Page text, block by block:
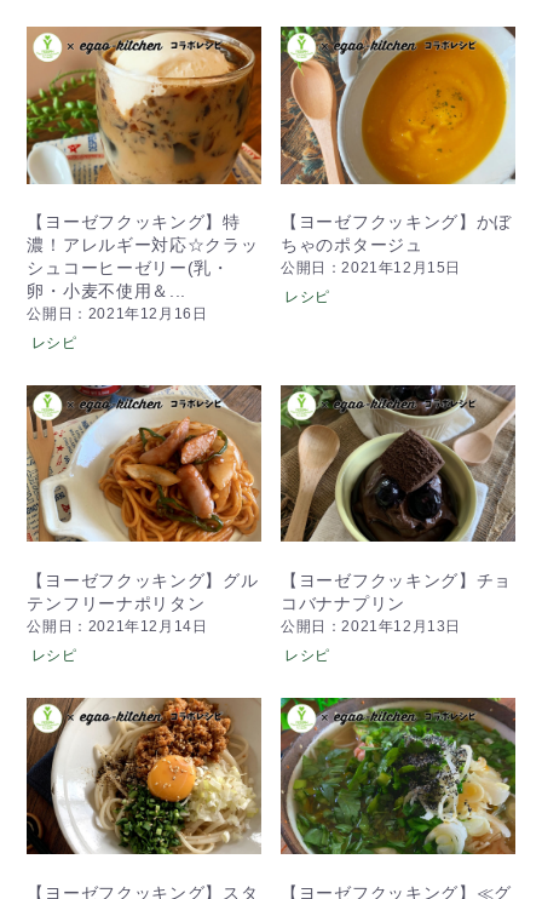
【ヨーゼフクッキング】特
濃！アレルギー対応☆クラッ
シュコーヒーゼリー(乳・
卵・小麦不使用＆...
公開日：2021年12月16日
レシピ
【ヨーゼフクッキング】かぼ
ちゃのポタージュ
公開日：2021年12月15日
レシピ
【ヨーゼフクッキング】グル
テンフリーナポリタン
公開日：2021年12月14日
レシピ
【ヨーゼフクッキング】チョ
コバナナプリン
公開日：2021年12月13日
レシピ
【ヨーゼフクッキング】スタ 【ヨーゼフクッキング】≪グ